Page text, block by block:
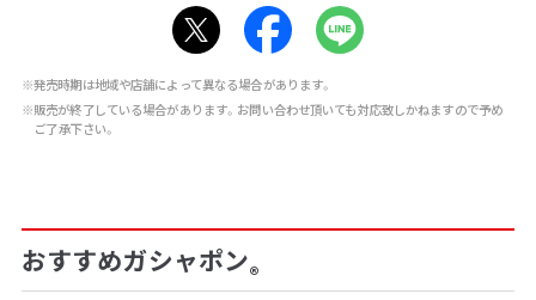
※発売時期は地域や店舗によって異なる場合があります。
※販売が終了している場合があります。お問い合わせ頂いても対応致しかねますので予め
ご了承下さい。
おすすめガシャポン®